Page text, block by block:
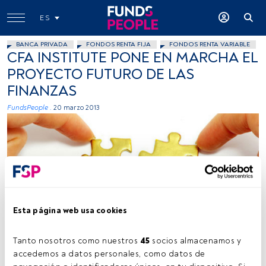
Esta página web usa cookies
Tanto nosotros como nuestros 45 socios almacenamos y
accedemos a datos personales, como datos de
ES
BANCA PRIVADA FONDOS RENTA FIJA FONDOS RENTA VARIABLE
CFA INSTITUTE PONE EN MARCHA EL
PROYECTO FUTURO DE LAS
FINANZAS
FundsPeople . 20 marzo 2013
PulgoSaltaMundo, Flickr, Creative Commons
Tiempo lectura: 1 min.